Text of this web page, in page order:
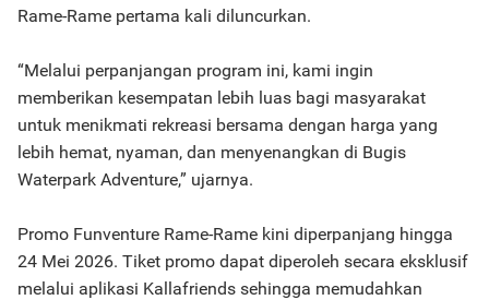
Rame-Rame pertama kali diluncurkan.
“Melalui perpanjangan program ini, kami ingin
memberikan kesempatan lebih luas bagi masyarakat
untuk menikmati rekreasi bersama dengan harga yang
lebih hemat, nyaman, dan menyenangkan di Bugis
Waterpark Adventure,” ujarnya.
Promo Funventure Rame-Rame kini diperpanjang hingga
24 Mei 2026. Tiket promo dapat diperoleh secara eksklusif
melalui aplikasi Kallafriends sehingga memudahkan